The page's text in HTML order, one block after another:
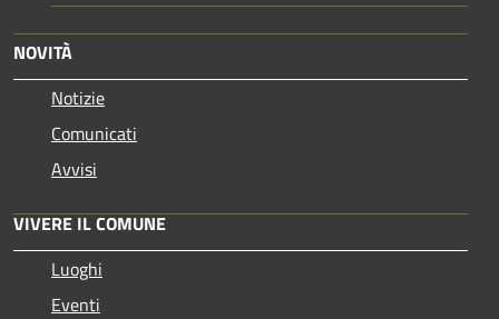
NOVITÀ
Notizie
Comunicati
Avvisi
VIVERE IL COMUNE
Luoghi
Eventi